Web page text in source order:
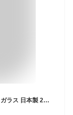
星硝(Seisho)セラーメイト 密封瓶 保存容器 0.5L ガラス 日本製 220001